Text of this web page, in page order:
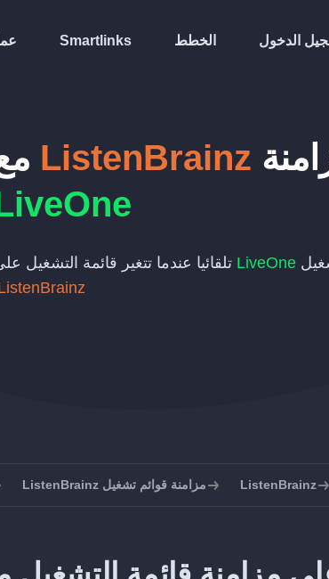
Smartlinks الخطط الدخول
ListenBrainz
LiveOne تلقائيا عندما تتغير قائمة التشغيل
ListenBrainz مزامنة قوائم تشغيل ListenBrainz